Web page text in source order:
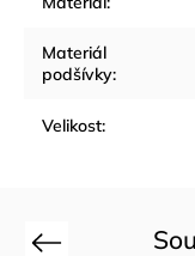
Materiál
podšívky:
Velikost:
Previous